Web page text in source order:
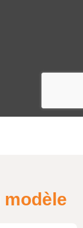
modèle